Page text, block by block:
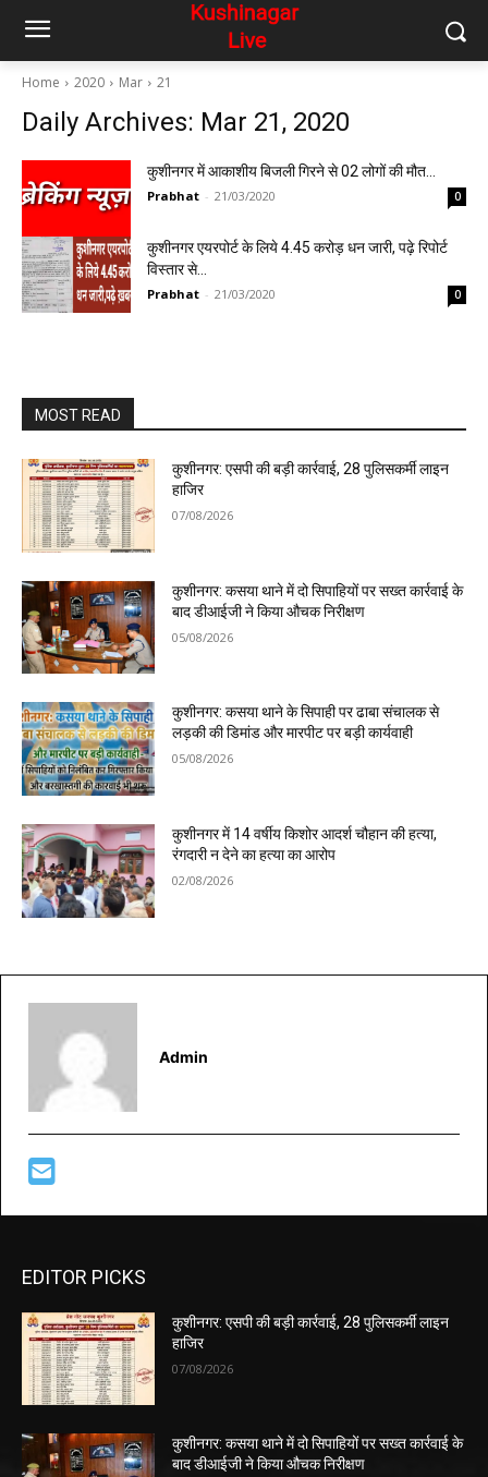
Home 2020 Mar 21
Daily Archives: Mar 21, 2020
कुशीनगर में आकाशीय बिजली गिरने से 02 लोगों की मौत…
Prabhat - 21/03/2020 0
कुशीनगर एयरपोर्ट के लिये 4.45 करोड़ धन जारी, पढ़े रिपोर्ट
विस्तार से…
Prabhat - 21/03/2020 0
MOST READ
कुशीनगर: एसपी की बड़ी कार्रवाई, 28 पुलिसकर्मी लाइन
हाजिर
07/08/2026
कुशीनगर: कसया थाने में दो सिपाहियों पर सख्त कार्रवाई के
बाद डीआईजी ने किया औचक निरीक्षण
05/08/2026
कुशीनगर: कसया थाने के सिपाही पर ढाबा संचालक से
लड़की की डिमांड और मारपीट पर बड़ी कार्यवाही
05/08/2026
कुशीनगर में 14 वर्षीय किशोर आदर्श चौहान की हत्या,
रंगदारी न देने का हत्या का आरोप
02/08/2026
Admin
EDITOR PICKS
कुशीनगर: एसपी की बड़ी कार्रवाई, 28 पुलिसकर्मी लाइन
हाजिर
07/08/2026
कुशीनगर: कसया थाने में दो सिपाहियों पर सख्त कार्रवाई के
बाद डीआईजी ने किया औचक निरीक्षण